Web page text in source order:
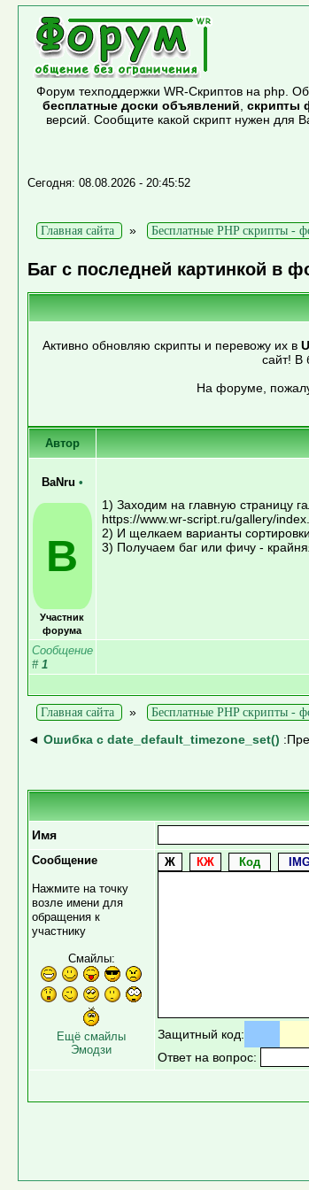
Форум техподдержки WR-Скриптов на php.
бесплатные доски объявлений скрипты
версий. Сообщите какой скрипт нужен для
Сегодня: 08.08.2026 - 20:45:52
Главная сайта » Бесплатные PHP скрипты -
Баг с последней картинкой в
Активно обновляю скрипты и перевожу их в
сайт! В
На форуме,
Автор
BaNru •
B
Участник
форума
1) Заходим на главную страницу
https://www.wr-script.ru/gallery/
2) И щелкаем варианты сортировки
3) Получаем баг или фичу -
Сообщение
# 1
Главная сайта » Бесплатные PHP скрипты -
◄ Ошибка с date_default_timezone_set()
Имя
Сообщение
Нажмите на точку
возле имени для
обращения к
участнику
Смайлы:
Ещё смайлы
Эмодзи
Защитный код:
Ответ на вопрос: